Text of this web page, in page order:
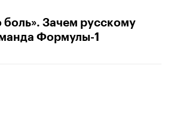
Зачем русскому
Формулы-1